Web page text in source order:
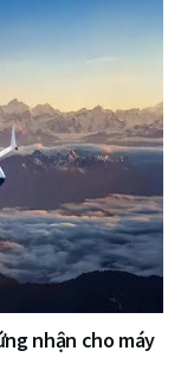
nhận cho máy